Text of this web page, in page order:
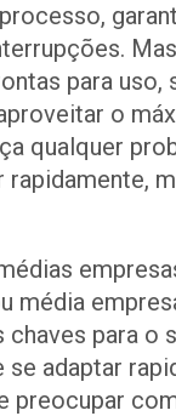
para uso,
o
qualquer
média
para o
adaptar
preocupar